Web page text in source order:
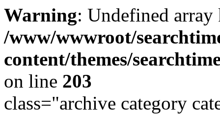
Warning: Undefined
/www/wwwroot/
content/themes/
on line 203
class="archive category